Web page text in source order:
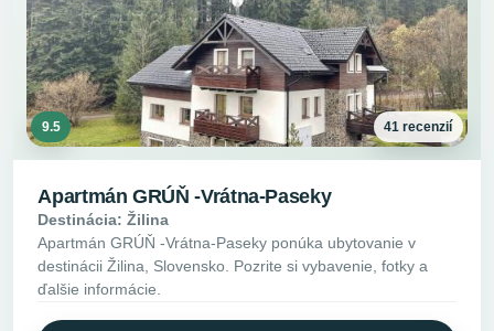
9.5 41 recenzií
Apartmán GRÚŇ -Vrátna-Paseky
Destinácia: Žilina
Apartmán GRÚŇ -Vrátna-Paseky ponúka ubytovanie v
destinácii Žilina, Slovensko. Pozrite si vybavenie, fotky a
ďalšie informácie.